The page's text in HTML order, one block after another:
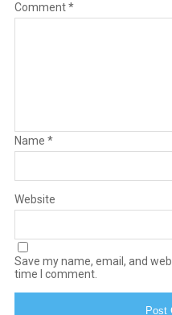
Comment*
Name *
Website
Save my name, email, and
time I comment.